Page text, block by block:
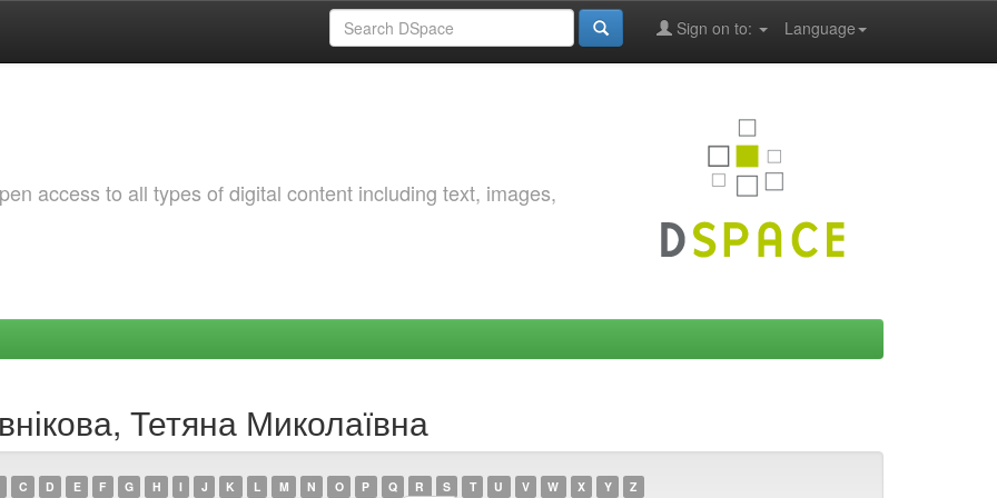
Language
Sign on to:
access to all types of digital content including text, images,
Тетяна Миколаївна
C D E F G H I J K L M N O P Q R S T U V W X Y Z